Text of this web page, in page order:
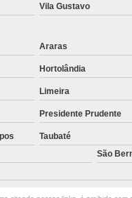
Vila Gustavo
Araras
Hortolândia
Limeira
Presidente Prudente
Taubaté
São